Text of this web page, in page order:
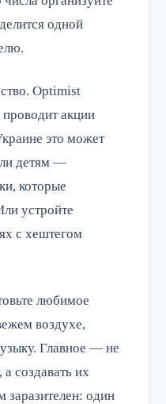
одной
Optimist
акции
это может
детям —
которые
устройте
с хештегом
любимое
воздухе,
Главное — не
создавать их
заразителен: один